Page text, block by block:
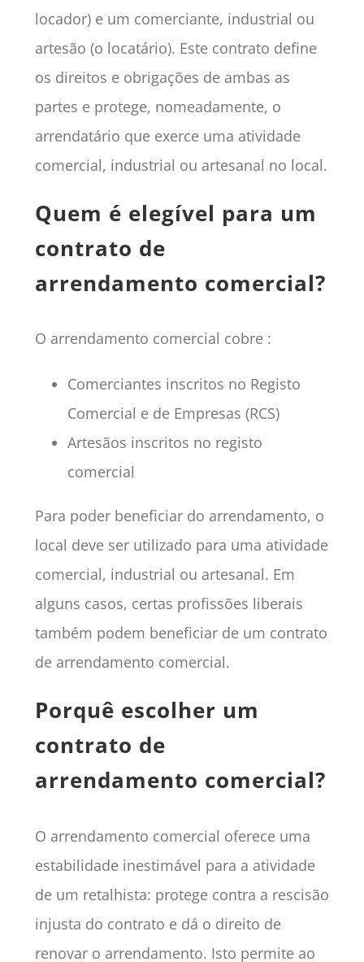
locador) e um comerciante, industrial ou
artesão (o locatário). Este contrato define
os direitos e obrigações de ambas as
partes e protege, nomeadamente, o
arrendatário que exerce uma atividade
comercial, industrial ou artesanal no local.
Quem é elegível para um
contrato de
arrendamento comercial?
O arrendamento comercial cobre :
Comerciantes inscritos no Registo
Comercial e de Empresas (RCS)
Artesãos inscritos no registo
comercial
Para poder beneficiar do arrendamento, o
local deve ser utilizado para uma atividade
comercial, industrial ou artesanal. Em
alguns casos, certas profissões liberais
também podem beneficiar de um contrato
de arrendamento comercial.
Porquê escolher um
contrato de
arrendamento comercial?
O arrendamento comercial oferece uma
estabilidade inestimável para a atividade
de um retalhista: protege contra a rescisão
injusta do contrato e dá o direito de
renovar o arrendamento. Isto permite ao